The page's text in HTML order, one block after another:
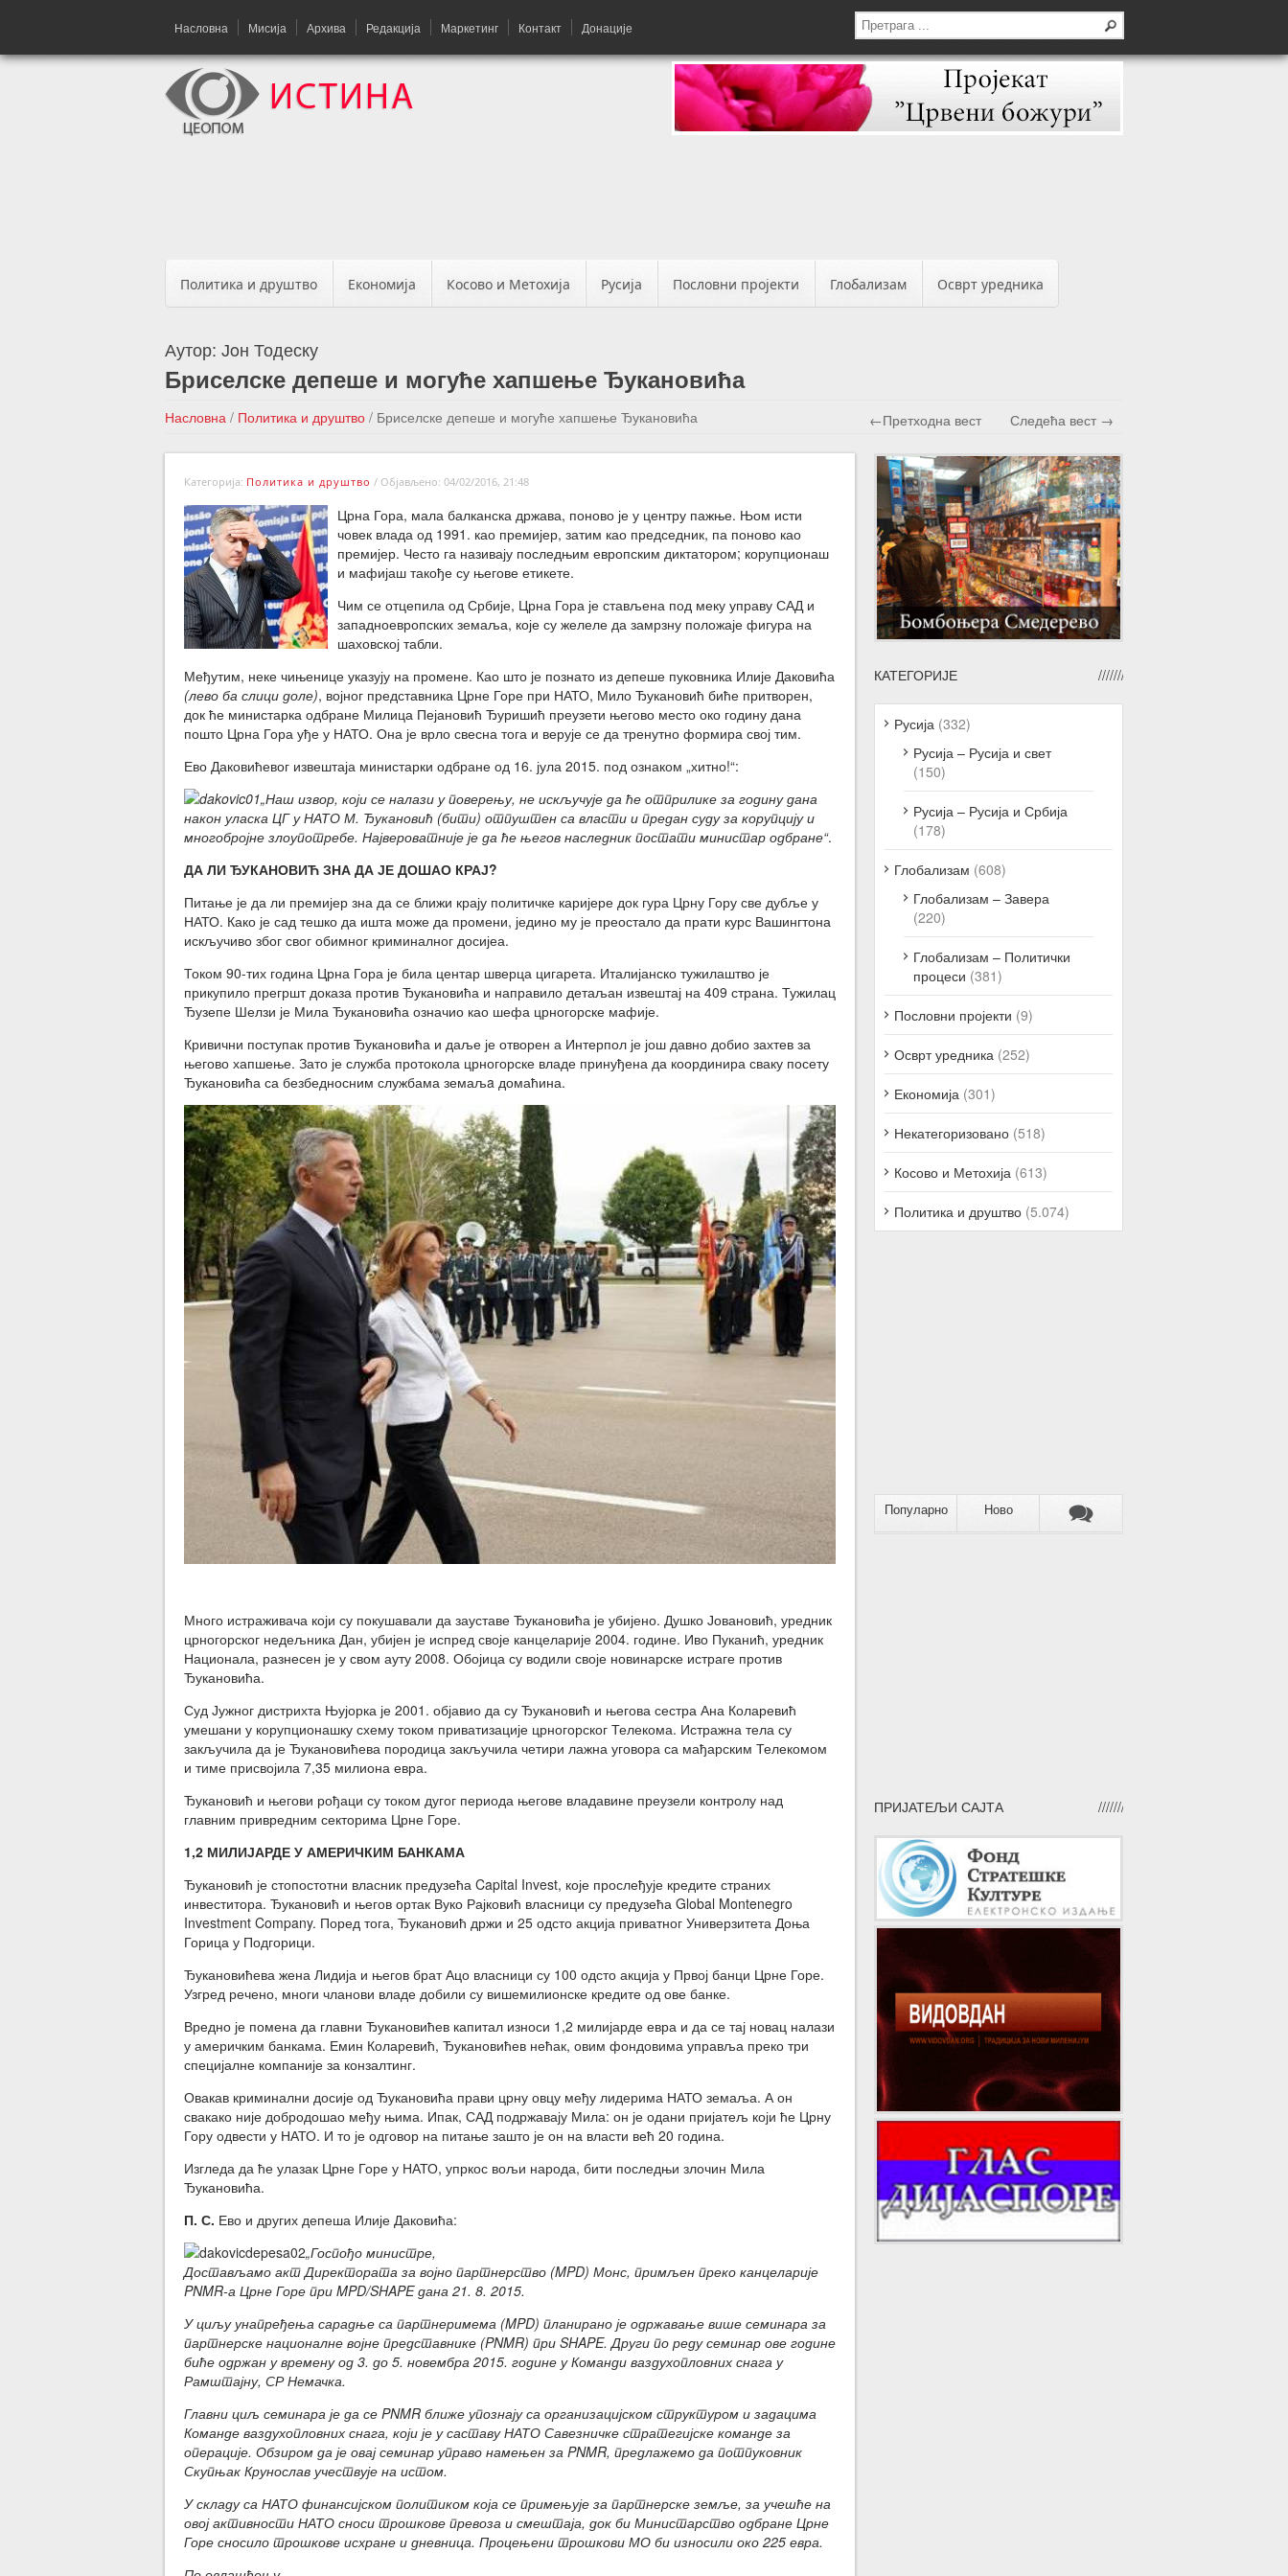
Насловна Мисија Архива Редакција Маркетинг Контакт Донације
Политика и друштво Економија Косово и Метохија Русија Пословни пројекти Глобализам Осврт уредника
Аутор: Јoн Тодеску
Бриселске депеше и могуће хапшење Ђукановића
Насловна / Политика и друштво / Бриселске депеше и могуће хапшење Ђукановића ←Претходна вест Следећа вест →
Категорија: Политика и друштво / Објављено: 04/02/2016, 21:48
Црна Гора, мала балканска држава, поново је у центру пажње. Њом исти
човек влада од 1991. као премијер, затим као председник, па поново као
премијер. Често га називају последњим европским диктатором; корупционаш
и мафијаш такође су његове етикете.
Чим се отцепила од Србије, Црна Гора је стављена под меку управу САД и
западноевропских земаља, које су желеле да замрзну положаје фигура на
шаховској табли.
Међутим, неке чињенице указују на промене. Као што је познато из депеше пуковника Илије Даковића
(лево ба слици доле), војног представника Црне Горе при НАТО, Мило Ђукановић биће притворен,
док ће министарка одбране Милица Пејановић Ђуришић преузети његово место око годину дана
пошто Црна Гора уђе у НАТО. Она је врло свесна тога и верује се да тренутно формира свој тим.
Ево Даковићевог извештаја министарки одбране од 16. јула 2015. под ознаком „хитно!“:
„Наш извор, који се налази у поверењу, не искључује да ће отприлике за годину дана
након уласка ЦГ у НАТО М. Ђукановић (бити) отпуштен са власти и предан суду за корупцију и
многобројне злоупотребе. Највероватније је да ће његов наследник постати министар одбране“.
ДА ЛИ ЂУКАНОВИЋ ЗНА ДА ЈЕ ДОШАО КРАЈ?
Питање је да ли премијер зна да се ближи крају политичке каријере док гура Црну Гору све дубље у
НАТО. Како је сад тешко да ишта може да промени, једино му је преостало да прати курс Вашингтона
искључиво због свог обимног криминалног досијеа.
Током 90-тих година Црна Гора је била центар шверца цигарета. Италијанско тужилаштво је
прикупило прегршт доказа против Ђукановића и направило детаљан извештај на 409 страна. Тужилац
Ђузепе Шелзи је Мила Ђукановића означио као шефа црногорске мафије.
Кривични поступак против Ђукановића и даље је отворен а Интерпол је још давно добио захтев за
његово хапшење. Зато је служба протокола црногорске владе принуђена да координира сваку посету
Ђукановића са безбедносним службама земаљa домаћина.
Много истраживача који су покушавали да зауставе Ђукановића је убијено. Душко Јовановић, уредник
црногорског недељника Дан, убијен је испред своје канцеларије 2004. године. Иво Пуканић, уредник
Национала, разнесен је у свом ауту 2008. Обојица су водили своје новинарске истраге против
Ђукановића.
Суд Јужног дистрихта Њујорка је 2001. објавио да су Ђукановић и његова сестра Ана Коларевић
умешани у корупционашку схему током приватизације црногорског Телекома. Истражна тела су
закључила да је Ђукановићева породица закључила четири лажна уговора са мађарским Телекомом
и тиме присвојила 7,35 милиона евра.
Ђукановић и његови рођаци су током дугог периода његове владавине преузели контролу над
главним привредним секторима Црне Горе.
1,2 МИЛИЈАРДЕ У АМЕРИЧКИМ БАНКАМА
Ђукановић је стопостотни власник предузећа Capital Invest, које прослеђује кредите страних
инвеститора. Ђукановић и његов ортак Вуко Рајковић власници су предузећа Global Montenegro
Investment Company. Поред тога, Ђукановић држи и 25 одсто акција приватног Универзитета Доња
Горица у Подгорици.
Ђукановићева жена Лидија и његов брат Ацо власници су 100 одсто акција у Првој банци Црне Горе.
Узгред речено, многи чланови владе добили су вишемилионске кредите од ове банке.
Вредно је помена да главни Ђукановићев капитал износи 1,2 милијарде евра и да се тај новац налази
у америчким банкама. Емин Коларевић, Ђукановићев нећак, овим фондовима управља преко три
специјалне компаније за конзалтинг.
Овакав криминални досије од Ђукановића прави црну овцу међу лидерима НАТО земаља. А он
свакако није добродошао међу њима. Ипак, САД подржавају Мила: он је одани пријатељ који ће Црну
Гору одвести у НАТО. И то је одговор на питање зашто је он на власти већ 20 година.
Изгледа да ће улазак Црне Горе у НАТО, упркос вољи народа, бити последњи злочин Мила
Ђукановића.
П. С. Ево и других депеша Илије Даковића:
„Госпођо министре,
Достављамо акт Директората за војно партнерство (MPD) Монс, примљен преко канцеларије
PNMR-а Црне Горе при MPD/SHAPE дана 21. 8. 2015.
У циљу унапређења сарадње са партнеримема (MPD) планирано је одржавање више семинара за
партнерске националне војне представнике (PNMR) при SHAPE. Други по реду семинар ове године
биће одржан у времену од 3. до 5. новембра 2015. године у Команди ваздухопловних снага у
Рамштајну, СР Немачка.
Главни циљ семинара је да се PNMR ближе упознају са организацијском структуром и задацима
Команде ваздухопловних снага, који је у саставу НАТО Савезничке стратегијске команде за
операције. Обзиром да је овај семинар управо намењен за PNMR, предлажемо да потпуковник
Скупњак Крунослав учествује на истом.
У складу са НАТО финансијском политиком која се примењује за партнерске земље, за учешће на
овој активности НАТО сноси трошкове превоза и смештаја, док би Министарство одбране Црне
Горе сносило трошкове исхране и дневница. Процењени трошкови МО би износили око 225 евра.
КАТЕГОРИЈЕ
Русија (332)
Русија – Русија и свет
(150)
Русија – Русија и Србија
(178)
Глобализам (608)
Глобализам – Завера
(220)
Глобализам – Политички
процеси (381)
Пословни пројекти (9)
Осврт уредника (252)
Економија (301)
Некатегоризовано (518)
Косово и Метохија (613)
Политика и друштво (5.074)
Популарно Ново
ПРИЈАТЕЉИ САЈТА